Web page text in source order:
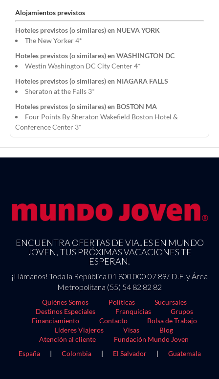
Alojamientos previstos
Hoteles previstos (o similares) en NUEVA YORK
The New Yorker 4*
Hoteles previstos (o similares) en WASHINGTON DC
Westin Washington DC City Center 4*
Hoteles previstos (o similares) en NIAGARA FALLS
Sheraton at the Falls 3*
Hoteles previstos (o similares) en BOSTON MA
Four Points By Sheraton Wakefield Boston Hotel &
Conference Center 3*
ENCUENTRA OFERTAS DE VIAJES EN MUNDO
JOVEN, TUS PRÓXIMAS VACACIONES TE
ESPERAN.
¡Llámanos! Toda la República 01 800 000 07 89/ D.F. y Área
Metropolitana (55) 54 82 82 82
Quiénes Somos Políticas
Sucursales
Destinos Especiales
Franquicias
Grupos
Financiamiento
Contacto
Bolsa de Trabajo
Líderes Viajeros
Visas
Blog
Atención al cliente
Fundación Mundo Joven
España
| Colombia | El Salvador | Guatemala